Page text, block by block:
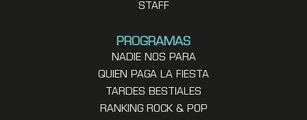
STAFF
PROGRAMAS
NADIE NOS PARA
QUIEN PAGA LA FIESTA
TARDES BESTIALES
RANKING ROCK & POP